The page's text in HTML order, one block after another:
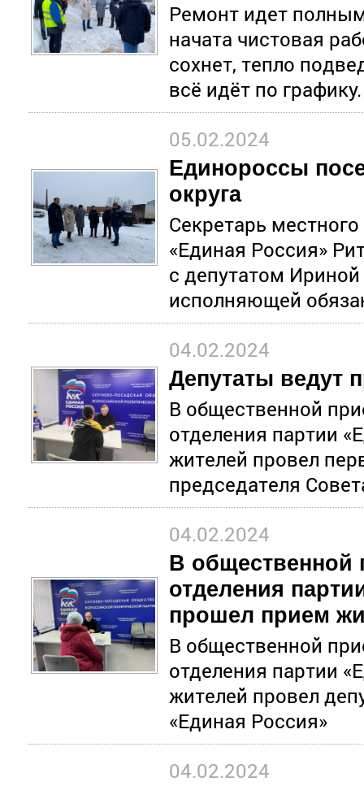
Ремонт идет
начата чистовая
сохнет, тепло
всё идёт по
05.02.2024
Единороссы
округа
Секретарь
«Единая Россия»
с депутатом
исполняющей
04.02.2024
Депутаты ведут
В общественной
отделения партии
жителей провел
председателя
04.02.2024
В общественной
отделения
прошел прием
В общественной
отделения партии
жителей провел
«Единая Россия»
04.02.2024